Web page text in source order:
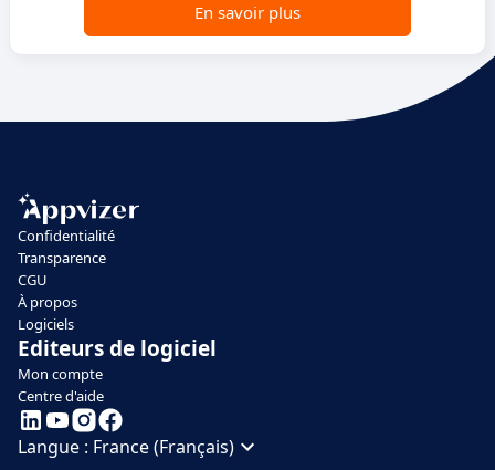
En savoir plus
Confidentialité
Transparence
CGU
À propos
Logiciels
Editeurs de logiciel
Mon compte
Centre d'aide
Langue : France (Français)